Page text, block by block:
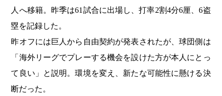
人へ移籍。昨季は61試合に出場し、打率2割4分6厘、6盗
塁を記録した。
昨オフには巨人から自由契約が発表されたが、球団側は
「海外リーグでプレーする機会を設けた方が本人にとっ
て良い」と説明。環境を変え、新たな可能性に懸ける決
断だった。